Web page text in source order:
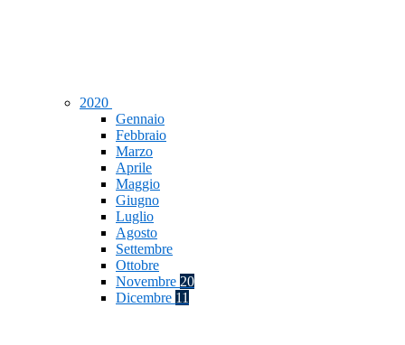
2020
Gennaio
Febbraio
Marzo
Aprile
Maggio
Giugno
Luglio
Agosto
Settembre
Ottobre
Novembre 20
Dicembre 11